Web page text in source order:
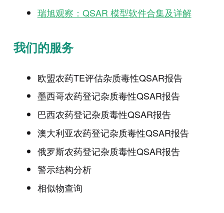
瑞旭观察：QSAR 模型软件合集及详解
我们的服务
欧盟农药TE评估杂质毒性QSAR报告
墨西哥农药登记杂质毒性QSAR报告
巴西农药登记杂质毒性QSAR报告
澳大利亚农药登记杂质毒性QSAR报告
俄罗斯农药登记杂质毒性QSAR报告
警示结构分析
相似物查询